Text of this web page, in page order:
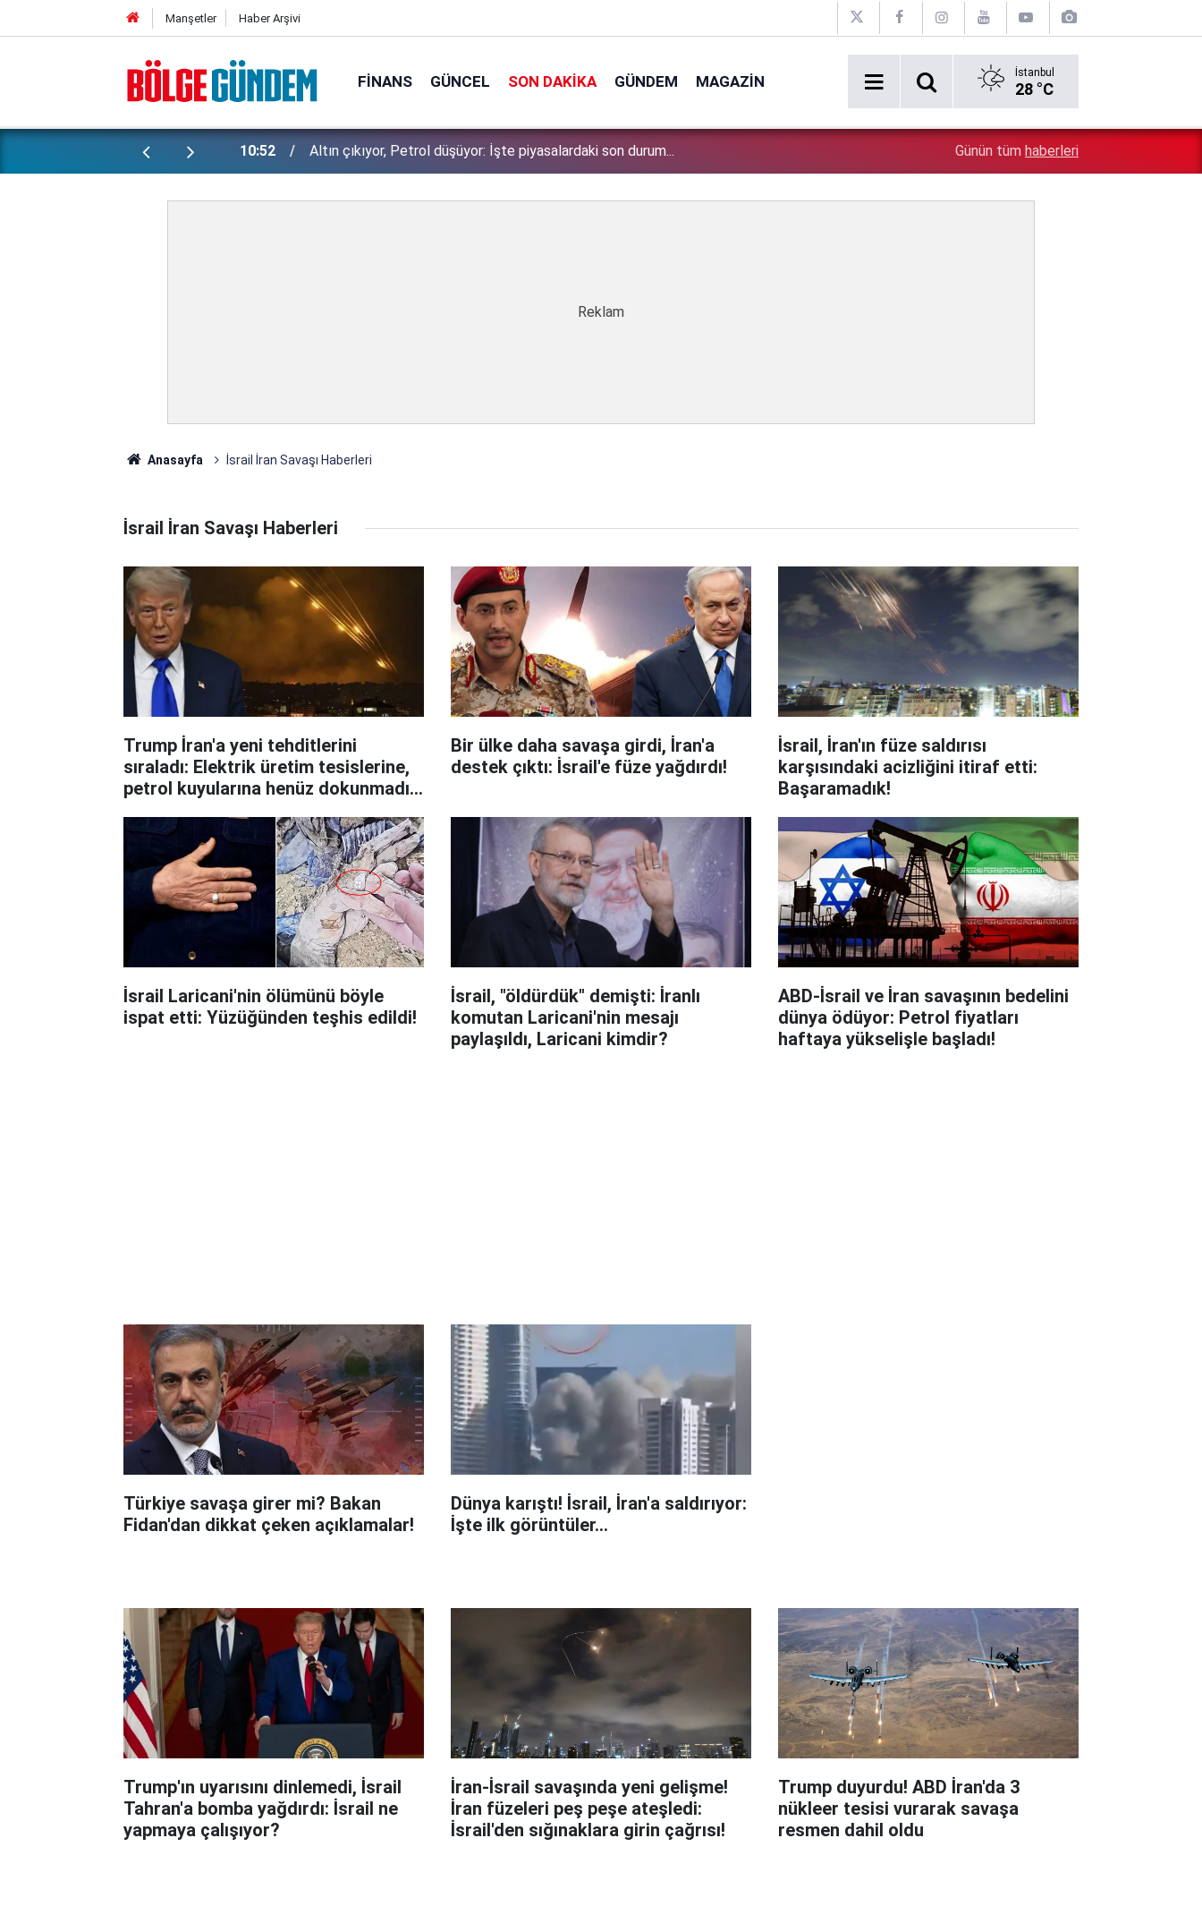
Manşetler Haber Arşivi
FINANS GÜNCEL SON DAKIKA GÜNDEM MAGAZIN İstanbul
28 °C
10:38 Merkez Bankası Enflasyon Raporu o tarihte açıklanacak! Emekliler dört gözle bekliyordu: Fark ödemeleri
Günün tüm haberleri
Anasayfa İsrail İran Savaşı Haberleri
İsrail İran Savaşı Haberleri
Trump İran'a yeni tehditlerini
sıraladı: Elektrik üretim tesislerine,
petrol kuyularına henüz dokunmadık,
Bir ülke daha savaşa girdi, İran'a
destek çıktı: İsrail'e füze yağdırdı!
İsrail, İran'ın füze saldırısı
karşısındaki acizliğini itiraf etti:
Başaramadık!
İsrail Laricani'nin ölümünü böyle
ispat etti: Yüzüğünden teşhis edildi!
İsrail, "öldürdük" demişti: İranlı
komutan Laricani'nin mesajı
paylaşıldı, Laricani kimdir?
ABD-İsrail ve İran savaşının bedelini
dünya ödüyor: Petrol fiyatları
haftaya yükselişle başladı!
Türkiye savaşa girer mi? Bakan
Fidan'dan dikkat çeken açıklamalar!
Dünya karıştı! İsrail, İran'a saldırıyor:
İşte ilk görüntüler...
Trump'ın uyarısını dinlemedi, İsrail
Tahran'a bomba yağdırdı: İsrail ne
yapmaya çalışıyor?
İran-İsrail savaşında yeni gelişme!
İran füzeleri peş peşe ateşledi:
İsrail'den sığınaklara girin çağrısı!
Trump duyurdu! ABD İran'da 3
nükleer tesisi vurarak savaşa
resmen dahil oldu